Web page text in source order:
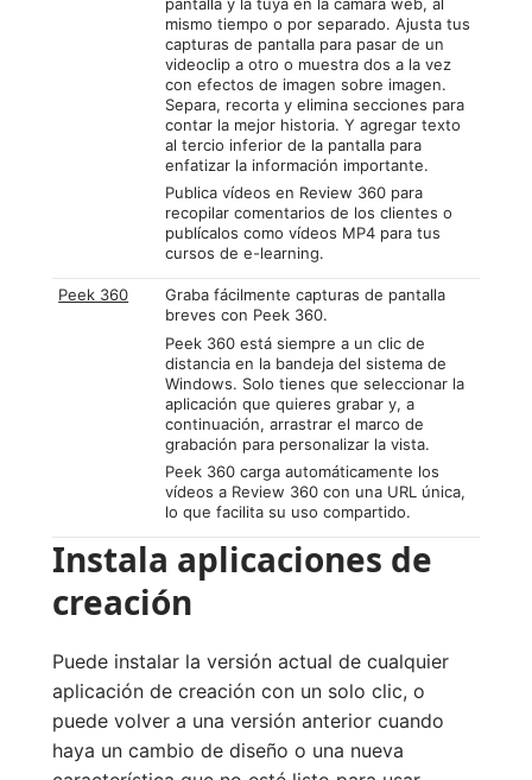
mismo tiempo o por separado. Ajusta tus
capturas de pantalla para pasar de un
videoclip a otro o muestra dos a la vez
con efectos de imagen sobre imagen.
Separa, recorta y elimina secciones para
contar la mejor historia. Y agregar texto
al tercio inferior de la pantalla para
enfatizar la información importante.
Publica vídeos en Review 360 para
recopilar comentarios de los clientes o
publícalos como vídeos MP4 para tus
cursos de e-learning.
Peek 360
Graba fácilmente capturas de pantalla
breves con Peek 360.
Peek 360 está siempre a un clic de
distancia en la bandeja del sistema de
Windows. Solo tienes que seleccionar la
aplicación que quieres grabar y, a
continuación, arrastrar el marco de
grabación para personalizar la vista.
Peek 360 carga automáticamente los
vídeos a Review 360 con una URL única,
lo que facilita su uso compartido.
Instala aplicaciones de
creación
Puede instalar la versión actual de cualquier
aplicación de creación con un solo clic, o
puede volver a una versión anterior cuando
haya un cambio de diseño o una nueva